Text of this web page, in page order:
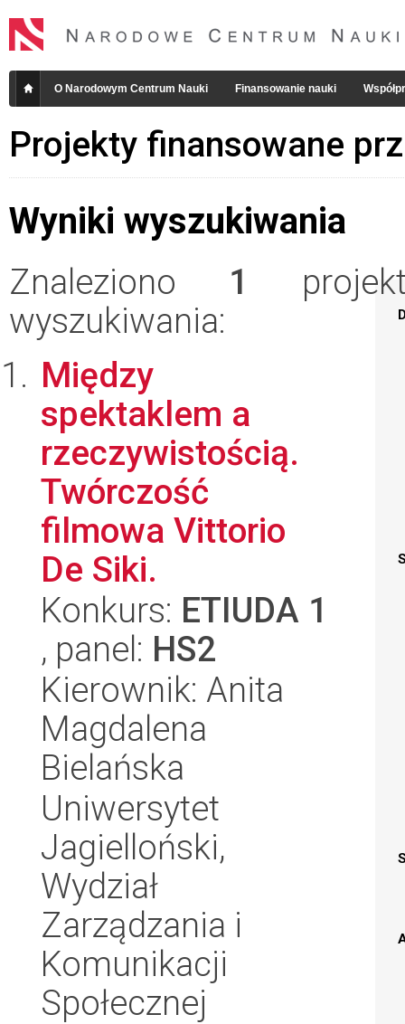
O Narodowym Centrum Nauki Finansowanie nauki
Projekty finansowane
Wyniki wyszukiwania
Znaleziono 1
wyszukiwania:
Między
spektaklem a
rzeczywistością.
Twórczość
filmowa Vittorio
De Siki.
Konkurs: ETIUDA 1
, panel: HS2
Kierownik: Anita
Magdalena
Bielańska
Uniwersytet
Jagielloński,
Wydział
Zarządzania i
Komunikacji
Społecznej